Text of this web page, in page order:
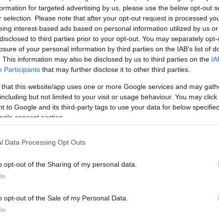
for targeted advertising by us, please use the below opt-out
selection. Please note that after your opt-out request is processed
interest-based ads based on personal information utilized by us
to third parties prior to your opt-out. You may separately
of your personal information by third parties on the IAB’s list of
This information may also be disclosed by us to third parties on the
Participants that may further disclose it to other third parties.
that this website/app uses one or more Google services and may
but not limited to your visit or usage behaviour. You may
to Google and its third-party tags to use your data for below
consent section.
Data Processing Opt Outs
opt-out of the Sharing of my personal data.
opt-out of the Sale of my Personal Data.
επιθετικός και οι «συνεργοί» του έδειξαν
θύμα που ταπεινώθηκε βάναυσα».
ΔΙΑΦΗΜΙΣΗ